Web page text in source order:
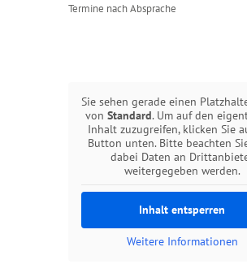
Termine nach Absprache
Sie sehen gerade einen
von Standard. Um auf den
Inhalt zuzugreifen, klicken Sie
Button unten. Bitte beachten
dabei Daten an
weitergegeben werden.
Inhalt entsperren
Weitere Informationen